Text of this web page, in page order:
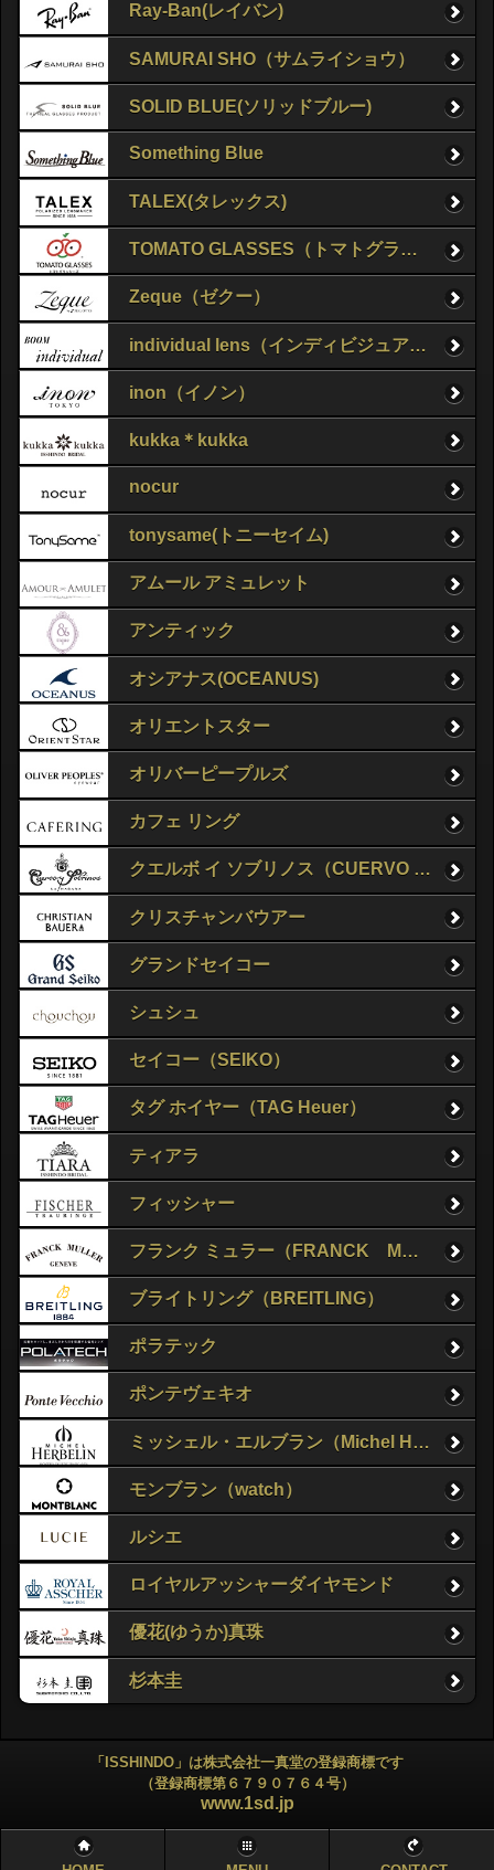
Ray-Ban(レイバン)
SAMURAI SHO（サムライショウ）
SOLID BLUE(ソリッドブルー)
Something Blue
TALEX(タレックス)
TOMATO GLASSES（トマトグラッシーズ）
Zeque（ゼクー）
individual lens（インディビジュアルレンズ）
inon（イノン）
kukka＊kukka
nocur
tonysame(トニーセイム)
アムール アミュレット
アンティック
オシアナス(OCEANUS)
オリエントスター
オリバーピープルズ
カフェ リング
クエルボ イ ソブリノス（CUERVO Y SOBRINOS）
クリスチャンバウアー
グランドセイコー
シュシュ
セイコー（SEIKO）
タグ ホイヤー（TAG Heuer）
ティアラ
フィッシャー
フランク ミュラー（FRANCK MULLER）
ブライトリング（BREITLING）
ポラテック
ポンテヴェキオ
ミッシェル・エルブラン（Michel Herbelin）
モンブラン（watch）
ルシエ
ロイヤルアッシャーダイヤモンド
優花(ゆうか)真珠
杉本圭
「ISSHINDO」は株式会社一真堂の登録商標です
（登録商標第６７９０７６４号）
www.1sd.jp